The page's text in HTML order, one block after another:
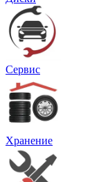
Сервис
Хранение